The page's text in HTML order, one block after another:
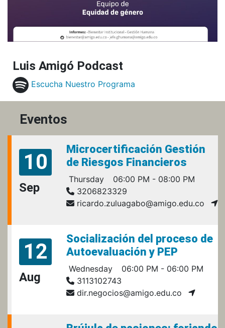
Luis Amigó Podcast
Escucha Nuestro Programa
Eventos
10
Sep
Microcertificación Gestión
de Riesgos Financieros
Thursday
06:00 PM - 08:00 PM
3206823329
ricardo.zuluagabo@amigo.edu.co
12
Aug
Socialización del proceso de
Autoevaluación y PEP
Wednesday
06:00 PM - 06:00 PM
3113102743
dir.negocios@amigo.edu.co